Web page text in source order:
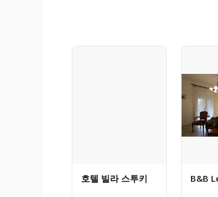
호텔 빌라 스투키 B&B